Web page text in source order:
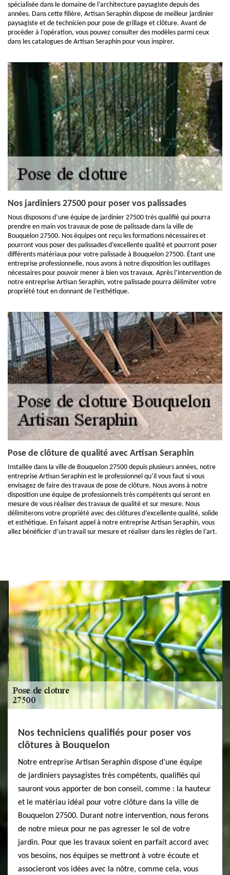
spécialisée dans le domaine de l’architecture paysagiste depuis des
années. Dans cette filière, Artisan Seraphin dispose de meilleur jardinier
paysagiste et de technicien pour pose de grillage et clôture. Avant de
procéder à l’opération, vous pouvez consulter des modèles parmi ceux
dans les catalogues de Artisan Seraphin pour vous inspirer.
Nos jardiniers 27500 pour poser vos palissades
Nous disposons d’une équipe de jardinier 27500 très qualifié qui pourra
prendre en main vos travaux de pose de palissade dans la ville de
Bouquelon 27500. Nos équipes ont reçu les formations nécessaires et
pourront vous poser des palissades d’excellente qualité et pourront poser
différents matériaux pour votre palissade à Bouquelon 27500. Étant une
entreprise professionnelle, nous avons à notre disposition les outillages
nécessaires pour pouvoir mener à bien vos travaux. Après l’intervention de
notre entreprise Artisan Seraphin, votre palissade pourra délimiter votre
propriété tout en donnant de l’esthétique.
Pose de clôture de qualité avec Artisan Seraphin
Installée dans la ville de Bouquelon 27500 depuis plusieurs années, notre
entreprise Artisan Seraphin est le professionnel qu’il vous faut si vous
envisagez de faire des travaux de pose de clôture. Nous avons à notre
disposition une équipe de professionnels très compétents qui seront en
mesure de vous réaliser des travaux de qualité et sur mesure. Nous
délimiterons votre propriété avec des clôtures d’excellente qualité, solide
et esthétique. En faisant appel à notre entreprise Artisan Seraphin, vous
allez bénéficier d’un travail sur mesure et réaliser dans les règles de l’art.
Nos techniciens qualifiés pour poser vos
clôtures à Bouquelon
Notre entreprise Artisan Seraphin dispose d’une équipe
de jardiniers paysagistes très compétents, qualifiés qui
sauront vous apporter de bon conseil, comme : la hauteur
et le matériau idéal pour votre clôture dans la ville de
Bouquelon 27500. Durant notre intervention, nous ferons
de notre mieux pour ne pas agresser le sol de votre
jardin. Pour que les travaux soient en parfait accord avec
vos besoins, nos équipes se mettront à votre écoute et
associeront vos idées avec la nôtre, comme cela, vous